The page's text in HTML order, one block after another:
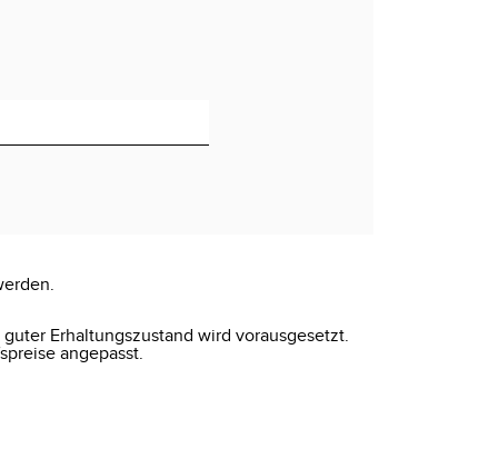
Erhaltungszustand wird vorausgesetzt.
angepasst.